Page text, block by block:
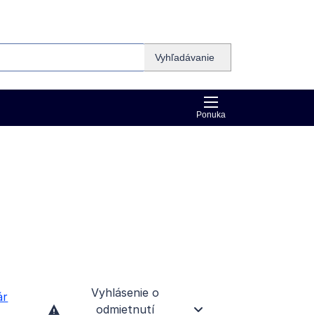
Vyhľadávanie
Ponuka
Vyhlásenie o
odmietnutí